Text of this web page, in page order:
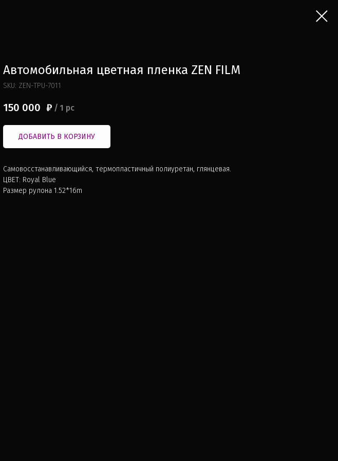
Автомобильная цветная пленка ZEN FILM
SKU: ZEN-TPU-7011
150 000 ₽ / 1 pc
ДОБАВИТЬ В КОРЗИНУ
Самовосстанавливающийся, термопластичный полиуретан, глянцевая.
ЦВЕТ: Royal Blue
Размер рулона 1.52*16m